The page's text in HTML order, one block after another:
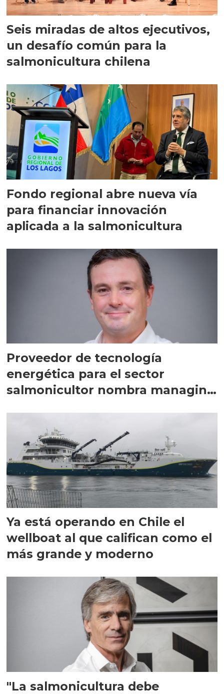
Seis miradas de altos ejecutivos,
un desafío común para la
salmonicultura chilena
Fondo regional abre nueva vía
para financiar innovación
aplicada a la salmonicultura
Proveedor de tecnología
energética para el sector
salmonicultor nombra managing
Ya está operando en Chile el
wellboat al que califican como el
más grande y moderno
"La salmonicultura debe